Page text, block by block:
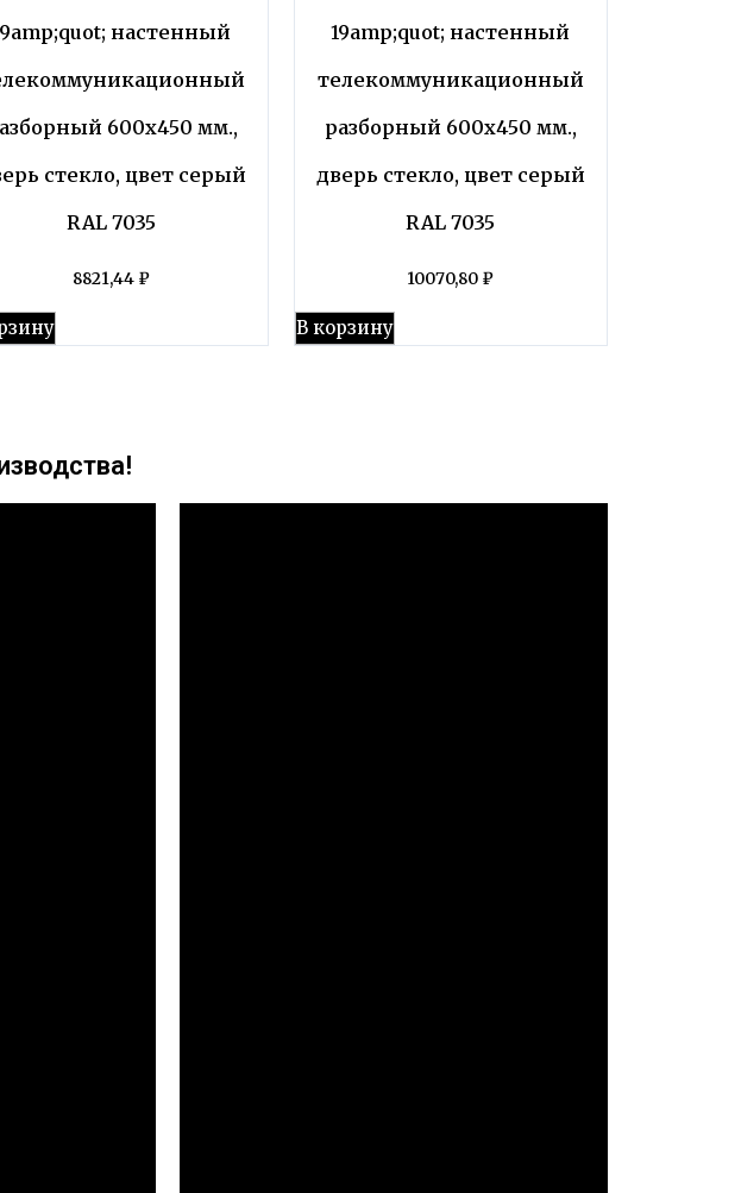
настенный
600х450 мм.,
стекло, цвет серый
RAL 7035
8821,44 ₽
19amp;quot; настенный
телекоммуникационный
разборный 600х450 мм.,
дверь стекло, цвет серый
RAL 7035
10070,80 ₽
В корзину